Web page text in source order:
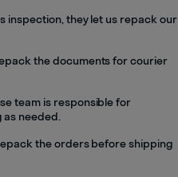
inspection, they let us repack our
the documents for courier
team is responsible for
needed.
the orders before shipping